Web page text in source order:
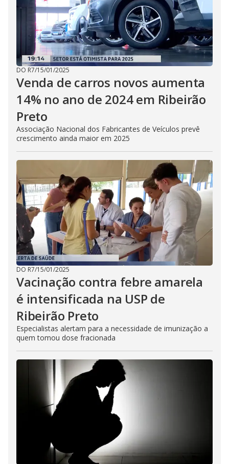
DO R7/15/01/2025
Venda de carros novos aumenta
14% no ano de 2024 em Ribeirão
Preto
Associação Nacional dos Fabricantes de Veículos prevê
crescimento ainda maior em 2025
DO R7/15/01/2025
Vacinação contra febre amarela
é intensificada na USP de
Ribeirão Preto
Especialistas alertam para a necessidade de imunização a
quem tomou dose fracionada